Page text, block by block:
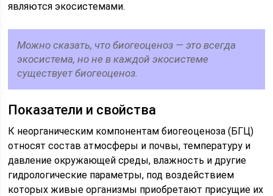
являются экосистемами.
Можно сказать, что биогеоценоз — это всегда
экосистема, но не в каждой экосистеме
существует биогеоценоз.
Показатели и свойства
К неорганическим компонентам биогеоценоза (БГЦ)
относят состав атмосферы и почвы, температуру и
давление окружающей среды, влажность и другие
гидрологические параметры, под воздействием
которых живые организмы приобретают присущие их